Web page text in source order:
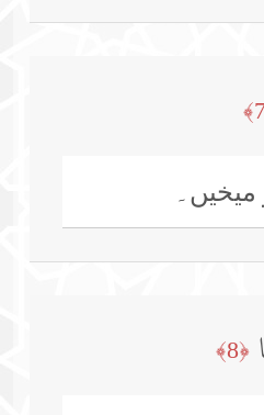
میخیں۔
﴿8﴾